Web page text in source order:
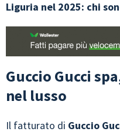
Liguria nel 2025: chi
Guccio Gucci
nel lusso
Il fatturato di Guccio